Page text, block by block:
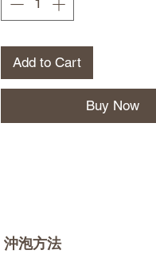
解脂肪和降低膽固醇的功
化自主神經系統，緩解壓
Add to Cart
Buy Now
沖泡方法